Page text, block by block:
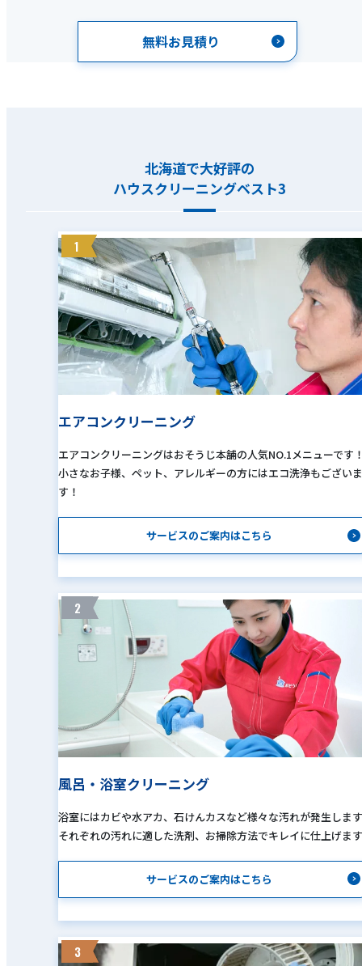
無料お見積り
北海道で大好評の
ハウスクリーニングベスト3
1
エアコンクリーニング
エアコンクリーニングはおそうじ本舗の人気NO.1メニューです
小さなお子様、ペット、アレルギーの方にはエコ洗浄もございま
す！
サービスのご案内はこちら
2
風呂・浴室クリーニング
浴室にはカビや水アカ、石けんカスなど様々な汚れが発生しま
それぞれの汚れに適した洗剤、お掃除方法でキレイに仕上げま
サービスのご案内はこちら
3